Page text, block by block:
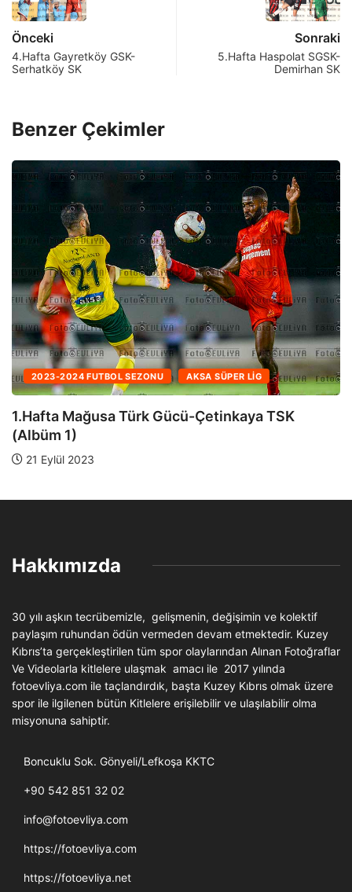
Önceki
4.Hafta Gayretköy GSK-
Serhatköy SK
Sonraki
5.Hafta Haspolat SGSK-
Demirhan SK
Benzer Çekimler
LIG
TSK
2024-2025 FUTBOL SEZONU A2
28.Hafta Lapta TBSK-Küçük
Hakkımızda
30 yılı aşkın tecrübemizle, gelişmenin, değişimin ve kolektif
paylaşım ruhundan ödün vermeden devam etmektedir. Kuzey
Kıbrıs’ta gerçekleştirilen tüm spor olaylarından Alınan Fotoğraflar
Ve Videolarla kitlelere ulaşmak amacı ile 2017 yılında
fotoevliya.com ile taçlandırdık, başta Kuzey Kıbrıs olmak üzere
spor ile ilgilenen bütün Kitlelere erişilebilir ve ulaşılabilir olma
misyonuna sahiptir.
Boncuklu Sok. Gönyeli/Lefkoşa KKTC
+90 542 851 32 02
info@fotoevliya.com
https://fotoevliya.com
https://fotoevliya.net